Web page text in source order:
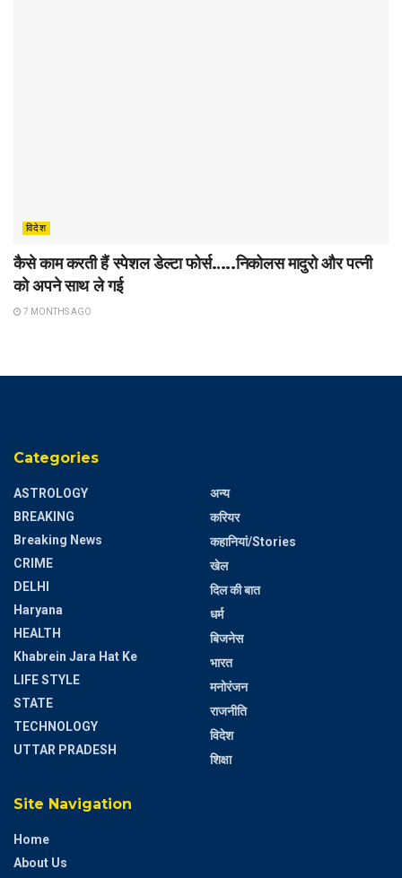
विदेश
कैसे काम करती हैं स्पेशल डेल्टा फोर्स…..निकोलस मादुरो और पत्नी
को अपने साथ ले गई
7 MONTHS AGO
Categories
ASTROLOGY
BREAKING
Breaking News
CRIME
DELHI
Haryana
HEALTH
Khabrein Jara Hat Ke
LIFE STYLE
STATE
TECHNOLOGY
UTTAR PRADESH
अन्य
करियर
कहानियां/Stories
खेल
दिल की बात
धर्म
बिजनेस
भारत
मनोरंजन
राजनीति
विदेश
शिक्षा
Site Navigation
Home
About Us